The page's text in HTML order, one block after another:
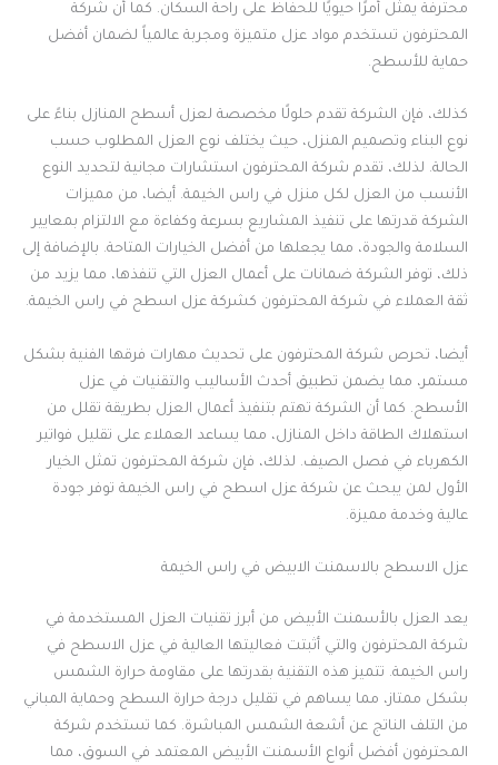
محترفة يمثل أمرًا حيويًا للحفاظ على راحة السكان. كما أن شركة
المحترفون تستخدم مواد عزل متميزة ومجربة عالمياً لضمان أفضل
حماية للأسطح.
كذلك، فإن الشركة تقدم حلولًا مخصصة لعزل أسطح المنازل بناءً على
نوع البناء وتصميم المنزل، حيث يختلف نوع العزل المطلوب حسب
الحالة. لذلك، تقدم شركة المحترفون استشارات مجانية لتحديد النوع
الأنسب من العزل لكل منزل في راس الخيمة. أيضا، من مميزات
الشركة قدرتها على تنفيذ المشاريع بسرعة وكفاءة مع الالتزام بمعايير
السلامة والجودة، مما يجعلها من أفضل الخيارات المتاحة. بالإضافة إلى
ذلك، توفر الشركة ضمانات على أعمال العزل التي تنفذها، مما يزيد من
ثقة العملاء في شركة المحترفون كشركة عزل اسطح في راس الخيمة.
أيضا، تحرص شركة المحترفون على تحديث مهارات فرقها الفنية بشكل
مستمر، مما يضمن تطبيق أحدث الأساليب والتقنيات في عزل
الأسطح. كما أن الشركة تهتم بتنفيذ أعمال العزل بطريقة تقلل من
استهلاك الطاقة داخل المنازل، مما يساعد العملاء على تقليل فواتير
الكهرباء في فصل الصيف. لذلك، فإن شركة المحترفون تمثل الخيار
الأول لمن يبحث عن شركة عزل اسطح في راس الخيمة توفر جودة
عالية وخدمة مميزة.
عزل الاسطح بالاسمنت الابيض في راس الخيمة
يعد العزل بالأسمنت الأبيض من أبرز تقنيات العزل المستخدمة في
شركة المحترفون والتي أثبتت فعاليتها العالية في عزل الاسطح في
راس الخيمة. تتميز هذه التقنية بقدرتها على مقاومة حرارة الشمس
بشكل ممتاز، مما يساهم في تقليل درجة حرارة السطح وحماية المباني
من التلف الناتج عن أشعة الشمس المباشرة. كما تستخدم شركة
المحترفون أفضل أنواع الأسمنت الأبيض المعتمد في السوق، مما